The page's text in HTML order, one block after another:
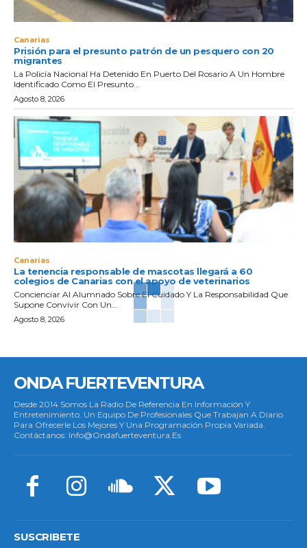
Canarias
Prisión para el presunto patrón de un pesquero con 20
migrantes
La Policía Nacional Ha Detenido En Puerto Del Rosario A Un Hombre
Identificado Como El Presunto...
Agosto 8, 2026
Canarias
La tenencia responsable de mascotas llegará a 60
colegios de Canarias con el apoyo de veterinarios
Concienciar Al Alumnado Sobre El Cuidado Y La Responsabilidad Que
Supone Convivir Con Un...
Agosto 8, 2026
ONDA FUERTEVENTURA
Desde 2014 Somos La Radio De Referencia En Información Y
Entretenimiento. Un Equipo De Profesionales Que Trabajan A Diario
Para Ofrecerle Los Mejores Y Una Programación Propia Variada.
Contáctanos: Info@ondafuerteventura.es
SUSCRIBETE